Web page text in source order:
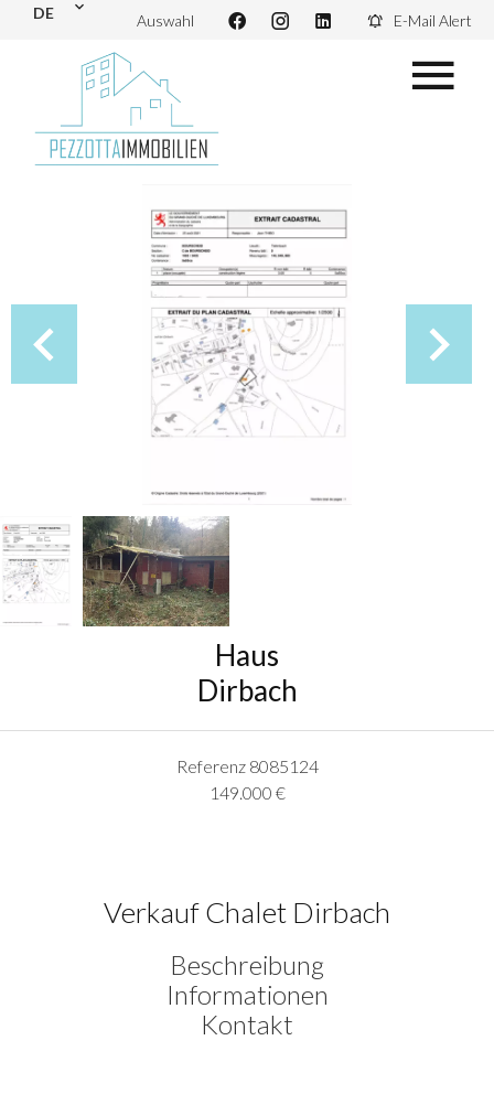
DE Auswahl E-Mail Alert
Haus
Dirbach
Referenz8085124
149.000 €
Verkauf Chalet Dirbach
Beschreibung
Informationen
Kontakt